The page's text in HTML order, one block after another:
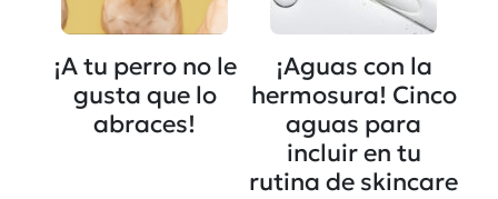
¡A tu perro no le
gusta que lo
abraces!
¡Aguas con la
hermosura! Cinco
aguas para
incluir en tu
rutina de skincare